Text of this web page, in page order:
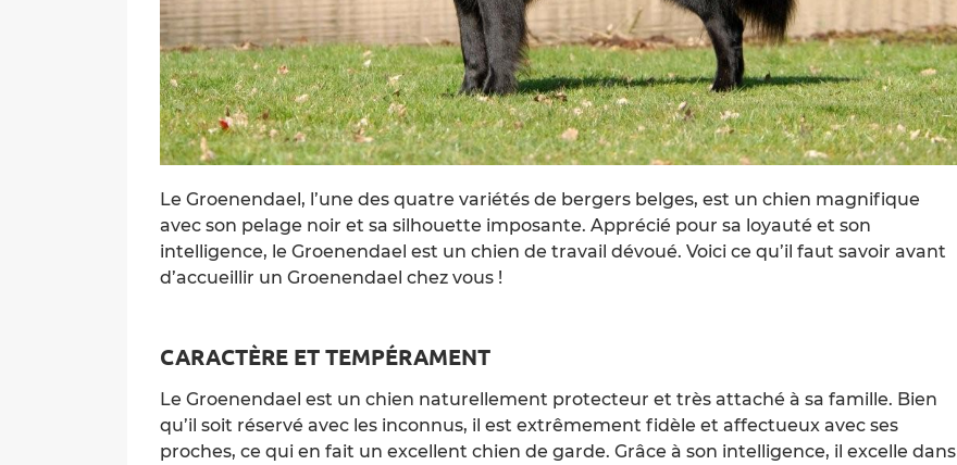
Le Groenendael, l’une des quatre variétés de bergers belges, est un chien magnifique
avec son pelage noir et sa silhouette imposante. Apprécié pour sa loyauté et son
intelligence, le Groenendael est un chien de travail dévoué. Voici ce qu’il faut savoir avant
d’accueillir un Groenendael chez vous !
CARACTÈRE ET TEMPÉRAMENT
Le Groenendael est un chien naturellement protecteur et très attaché à sa famille. Bien
qu’il soit réservé avec les inconnus, il est extrêmement fidèle et affectueux avec ses
proches, ce qui en fait un excellent chien de garde. Grâce à son intelligence, il excelle dans